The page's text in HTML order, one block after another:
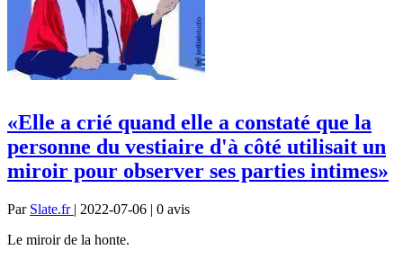
«Elle a crié quand elle a constaté que la
personne du vestiaire d'à côté utilisait un
miroir pour observer ses parties intimes»
Par Slate.fr | 2022-07-06 | 0 avis
Le miroir de la honte.